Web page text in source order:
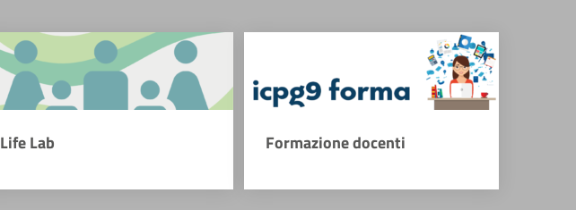
Life Lab Formazione docenti